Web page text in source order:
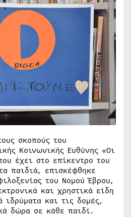
σκοπούς του
Κοινωνικής Ευθύνης «Οι
έχει στο επίκεντρο του
παιδιά, επισκέφθηκε
του Νομού Έβρου,
και χρηστικά είδη
ιδρύματα και τις δομές,
δώρα σε κάθε παιδί.